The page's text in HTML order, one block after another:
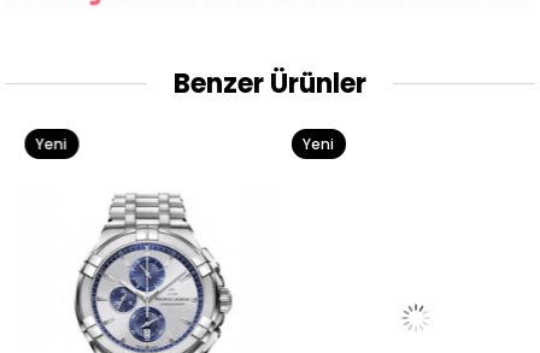
Benzer Ürünler
Yeni
Yeni